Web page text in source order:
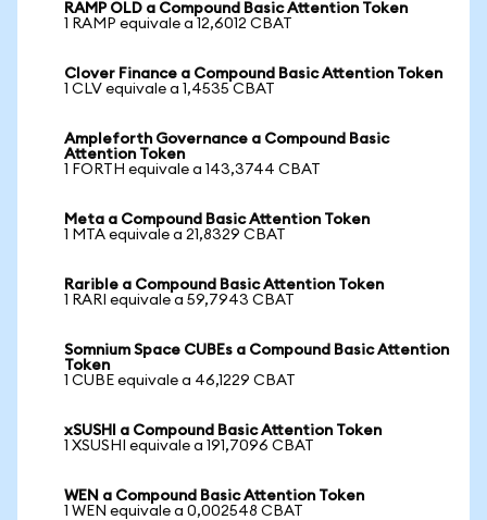
RAMP OLD a Compound Basic Attention Token
1 RAMP equivale a 12,6012 CBAT
Clover Finance a Compound Basic Attention Token
1 CLV equivale a 1,4535 CBAT
Ampleforth Governance a Compound Basic
Attention Token
1 FORTH equivale a 143,3744 CBAT
Meta a Compound Basic Attention Token
1 MTA equivale a 21,8329 CBAT
Rarible a Compound Basic Attention Token
1 RARI equivale a 59,7943 CBAT
Somnium Space CUBEs a Compound Basic Attention
Token
1 CUBE equivale a 46,1229 CBAT
xSUSHI a Compound Basic Attention Token
1 XSUSHI equivale a 191,7096 CBAT
WEN a Compound Basic Attention Token
1 WEN equivale a 0,002548 CBAT